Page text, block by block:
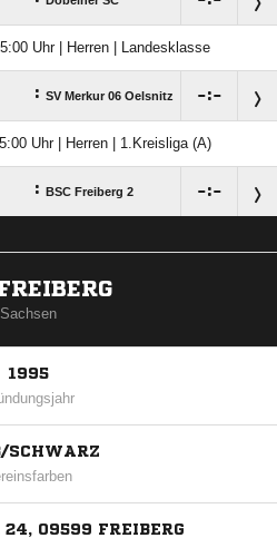
Uhr | Herren | Landesklasse
: SV Merkur 06 Oelsnitz :
Uhr | Herren | 1.Kreisliga (A)
: BSC Freiberg 2 :
Sachsen
1995
SCHWARZ
24, 09599 FREIBERG